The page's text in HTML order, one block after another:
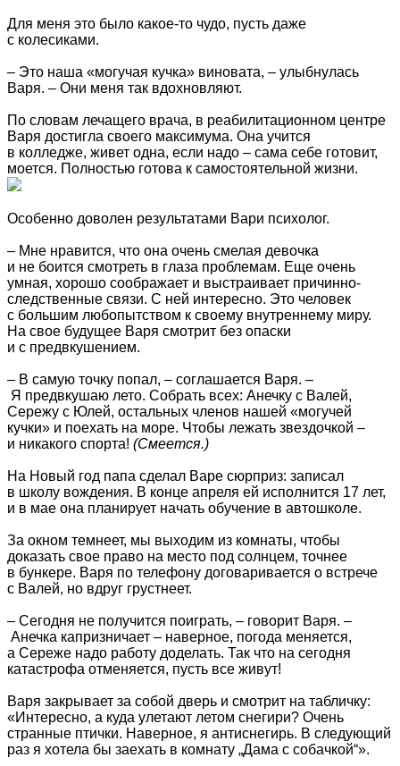
Для меня это было какое-то чудо, пусть даже
с колесиками.
– Это наша «могучая кучка» виновата, – улыбнулась
Варя. – Они меня так вдохновляют.
По словам лечащего врача, в реабилитационном центре
Варя достигла своего максимума. Она учится
в колледже, живет одна, если надо – сама себе готовит,
моется. Полностью готова к самостоятельной жизни.
Особенно доволен результатами Вари психолог.
– Мне нравится, что она очень смелая девочка
и не боится смотреть в глаза проблемам. Еще очень
умная, хорошо соображает и выстраивает причинно-
следственные связи. С ней интересно. Это человек
с большим любопытством к своему внутреннему миру.
На свое будущее Варя смотрит без опаски
и с предвкушением.
– В самую точку попал, – соглашается Варя. –
Я предвкушаю лето. Собрать всех: Анечку с Валей,
Сережу с Юлей, остальных членов нашей «могучей
кучки» и поехать на море. Чтобы лежать звездочкой –
и никакого спорта! (Смеется.)
На Новый год папа сделал Варе сюрприз: записал
в школу вождения. В конце апреля ей исполнится 17 лет,
и в мае она планирует начать обучение в автошколе.
За окном темнеет, мы выходим из комнаты, чтобы
доказать свое право на место под солнцем, точнее
в бункере. Варя по телефону договаривается о встрече
с Валей, но вдруг грустнеет.
– Сегодня не получится поиграть, – говорит Варя. –
Анечка капризничает – наверное, погода меняется,
а Сереже надо работу доделать. Так что на сегодня
катастрофа отменяется, пусть все живут!
Варя закрывает за собой дверь и смотрит на табличку:
«Интересно, а куда улетают летом снегири? Очень
странные птички. Наверное, я антиснегирь. В следующий
раз я хотела бы заехать в комнату „Дама с собачкой“».